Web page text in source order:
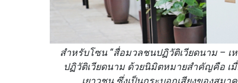
สำหรับโซน “สื่อมวลชนปฏิวัติเวียดนาม –
ปฏิวัติเวียดนาม ด้วยนิมิตหมายสำคัญคือ เ
เยาวชน ซึ่งเป็นกระบอกเสียงของสม